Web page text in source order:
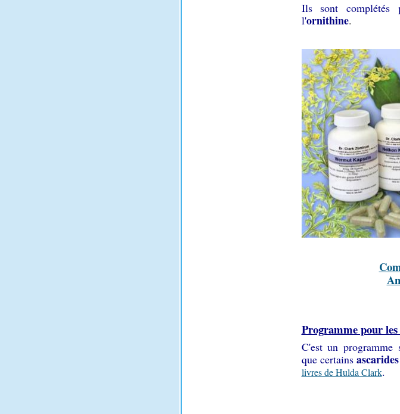
Ils sont complétés
l'ornithine.
Programme pour les
C'est un programme
que certainsascarides
livres de Hulda Clark.